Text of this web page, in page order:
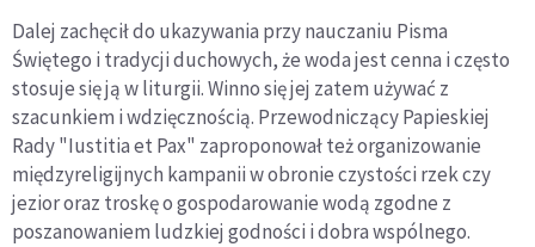
Dalej zachęcił do ukazywania przy nauczaniu Pisma
Świętego i tradycji duchowych, że woda jest cenna i często
stosuje się ją w liturgii. Winno się jej zatem używać z
szacunkiem i wdzięcznością. Przewodniczący Papieskiej
Rady "Iustitia et Pax" zaproponował też organizowanie
międzyreligijnych kampanii w obronie czystości rzek czy
jezior oraz troskę o gospodarowanie wodą zgodne z
poszanowaniem ludzkiej godności i dobra wspólnego.